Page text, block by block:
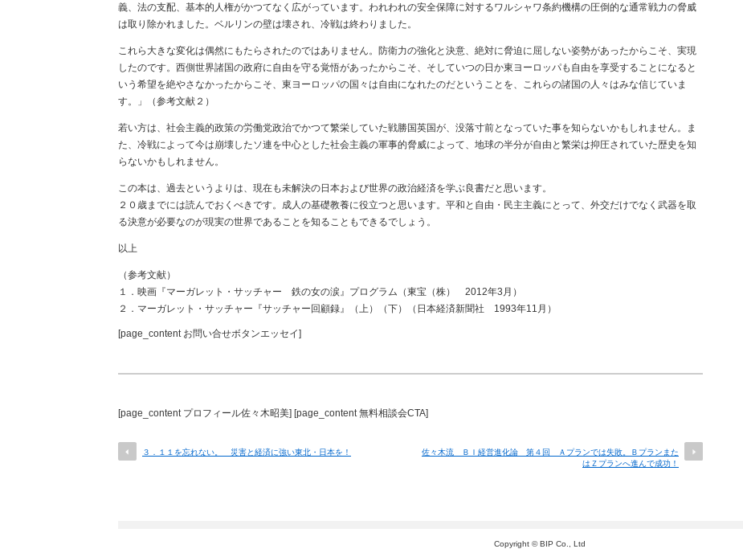
義、法の支配、基本的人権がかつてなく広がっています。われわれの安全保障に対するワルシャワ条約機構の圧倒的な通常戦力の脅威
は取り除かれました。ベルリンの壁は壊され、冷戦は終わりました。
これら大きな変化は偶然にもたらされたのではありません。防衛力の強化と決意、絶対に脅迫に屈しない姿勢があったからこそ、実現
したのです。西側世界諸国の政府に自由を守る覚悟があったからこそ、そしていつの日か東ヨーロッパも自由を享受することになると
いう希望を絶やさなかったからこそ、東ヨーロッパの国々は自由になれたのだということを、これらの諸国の人々はみな信じていま
す。」（参考文献２）
若い方は、社会主義的政策の労働党政治でかつて繁栄していた戦勝国英国が、没落寸前となっていた事を知らないかもしれません。ま
た、冷戦によって今は崩壊したソ連を中心とした社会主義の軍事的脅威によって、地球の半分が自由と繁栄は抑圧されていた歴史を知
らないかもしれません。
この本は、過去というよりは、現在も未解決の日本および世界の政治経済を学ぶ良書だと思います。
２０歳までには読んでおくべきです。成人の基礎教養に役立つと思います。平和と自由・民主主義にとって、外交だけでなく武器を取
る決意が必要なのが現実の世界であることを知ることもできるでしょう。
以上
（参考文献）
１．映画『マーガレット・サッチャー 鉄の女の涙』プログラム（東宝（株） 2012年3月）
２．マーガレット・サッチャー『サッチャー回顧録』（上）（下）（日本経済新聞社 1993年11月）
[page_content お問い合せボタンエッセイ]
[page_content プロフィール佐々木昭美] [page_content 無料相談会CTA]
３．１１を忘れない。 災害と経済に強い東北・日本を！
佐々木流 ＢＩ経営進化論 第４回 Ａプランでは失敗。Ｂプランまた
はＺプランへ進んで成功！
Copyright © BIP Co., Ltd